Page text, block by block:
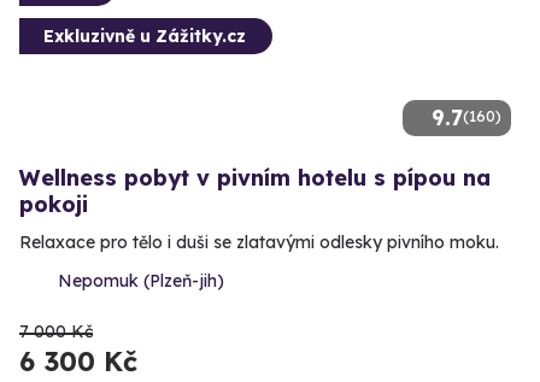
9.7(160)
Exkluzivně u Zážitky.cz
Wellness pobyt v pivním hotelu s pípou na
pokoji
Relaxace pro tělo i duši se zlatavými odlesky pivního moku.
Nepomuk (Plzeň-jih)
7 000 Kč
6 300 Kč